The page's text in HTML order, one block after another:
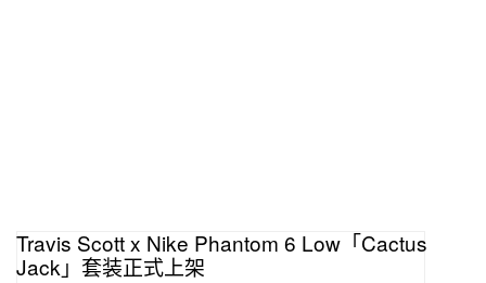
Travis Scott x Nike Phantom 6 Low「Cactus
Jack」套装正式上架